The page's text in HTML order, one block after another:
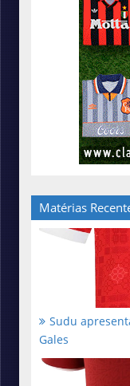
Matérias
Sudu
Gales